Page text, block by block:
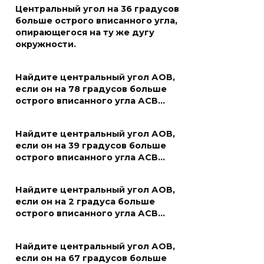
Центральный угол на 36 градусов
больше острого вписанного угла,
опирающегося на ту же дугу
окружности.
Найдите центральный угол АОВ,
если он на 78 градусов больше
острого вписанного угла АСВ…
Найдите центральный угол АОВ,
если он на 39 градусов больше
острого вписанного угла АСВ…
Найдите центральный угол АОВ,
если он на 2 градуса больше
острого вписанного угла АСВ…
Найдите центральный угол АОВ,
если он на 67 градусов больше